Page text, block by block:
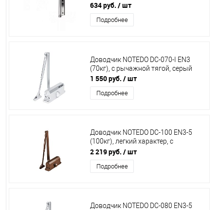
634 руб. / шт
Подробнее
Доводчик NOTEDO DC-070-I EN3
(70кг), с рычажной тягой, серый
1 550 руб. / шт
Подробнее
Доводчик NOTEDO DC-100 EN3-5
(100кг), легкий характер, с
рычажной тяго, коричневый
2 219 руб. / шт
Подробнее
Доводчик NOTEDO DC-080 EN3-5